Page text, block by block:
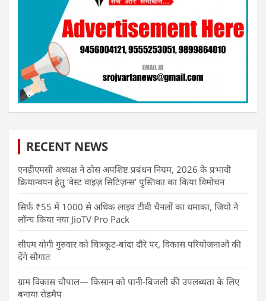
RECENT NEWS
एनडीएमसी अध्यक्ष ने ठोस अपशिष्ट प्रबंधन नियम, 2026 के प्रभावी
क्रियान्वयन हेतु ‘वेस्ट वाइज़ सिटिज़न्स’ पुस्तिका का किया विमोचन
सिर्फ ₹55 में 1000 से अधिक लाइव टीवी चैनलों का धमाका, जियो ने
लॉन्च किया नया JioTV Pro Pack
सीएम योगी गुरुवार को चित्रकूट-बांदा दौरे पर, विकास परियोजनाओं की
देंगे सौगात
ग्राम विकास चौपाल— किसान को पानी-बिजली की उपलब्धता के लिए
बनाया रोडमैप